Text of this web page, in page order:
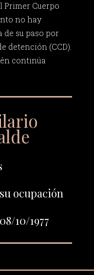
Primer Cuerpo
no hay
de su paso por
detención (CCD).
continúa
ocupación
10/1977